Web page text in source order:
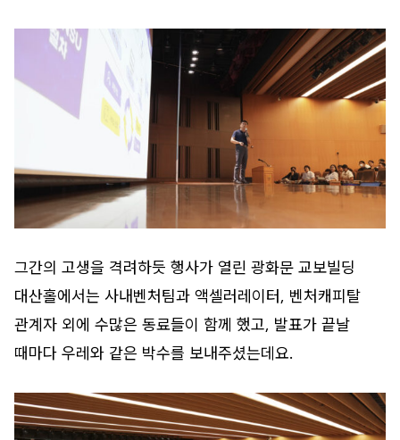
그간의 고생을 격려하듯 행사가 열린 광화문 교보빌딩
대산홀에서는 사내벤처팀과 액셀러레이터, 벤처캐피탈
관계자 외에 수많은 동료들이 함께 했고, 발표가 끝날
때마다 우레와 같은 박수를 보내주셨는데요.